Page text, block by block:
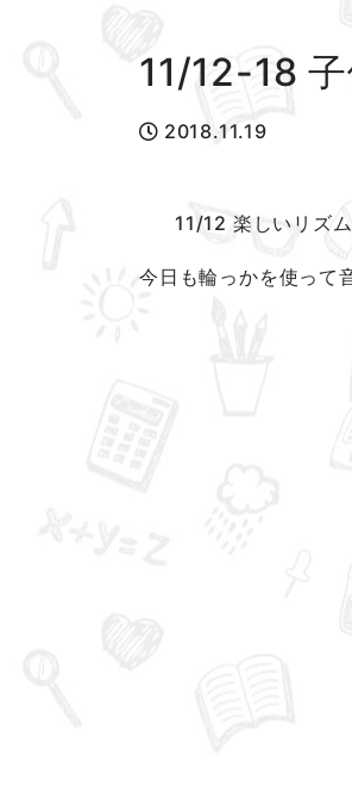
11/12-18
2018.11.19
11/12 楽しいリズ
今日も輪っかを使って